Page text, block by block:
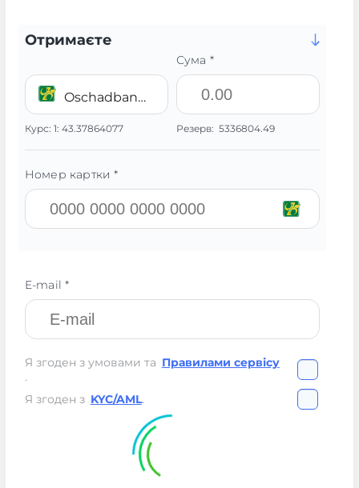
Отримаєте
Oschadbank UAH
Курс: 1: 43.37864077
Сума *
Резерв: 5336804.49
Номер картки *
E-mail *
Я згоден з умовами та Правилами сервісу
.
Я згоден з KYC/AML.